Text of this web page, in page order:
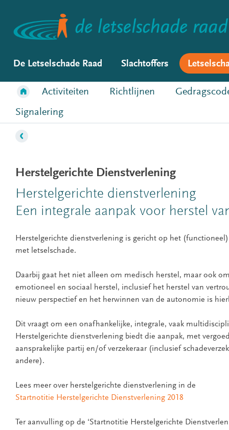
De Letselschade Raad Slachtoffers
Activiteiten Richtlijnen
Signalering
Herstelgerichte Dienstverlening
Herstelgerichte dienstverlening
Een integrale aanpak voor herstel
Herstelgerichte dienstverlening is gericht op het
met letselschade.
Daarbij gaat het niet alleen om medisch herstel, maar ook
emotioneel en sociaal herstel, inclusief het herstel van
nieuw perspectief en het herwinnen van de autonomie is
Dit vraagt om een onafhankelijke, integrale, vaak
Herstelgerichte dienstverlening biedt die aanpak, met
aansprakelijke partij en/of verzekeraar (inclusief
andere).
Lees meer over herstelgerichte dienstverlening in de
Startnotitie Herstelgerichte Dienstverlening 2018
Ter aanvulling op de ‘Startnotitie Herstelgerichte